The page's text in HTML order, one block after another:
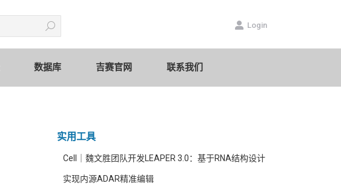
Login
数据库 吉赛官网 联系我们
实用工具
Cell｜魏文胜团队开发LEAPER 3.0：基于RNA结构设计
实现内源ADAR精准编辑
研究论坛 联系我们